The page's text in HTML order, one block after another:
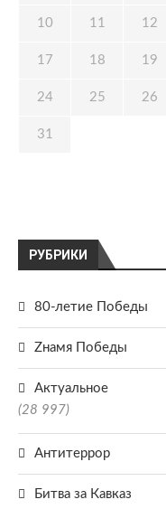
РУБРИКИ
80-летие Победы
Zнамя Победы
Актуальное
(28 997)
Антитеррор
Битва за Кавказ
10 11 12
17 18 19
24 25 26
31